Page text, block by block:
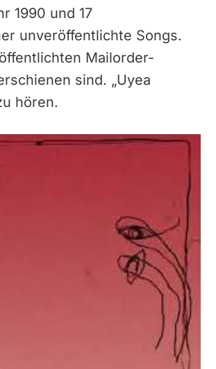
1990 und 17
unveröffentlichte Songs.
Mailorder-
sind. „Uyea
hören.